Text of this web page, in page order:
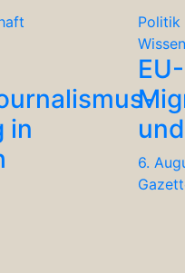
in
Politik
EU-
6.